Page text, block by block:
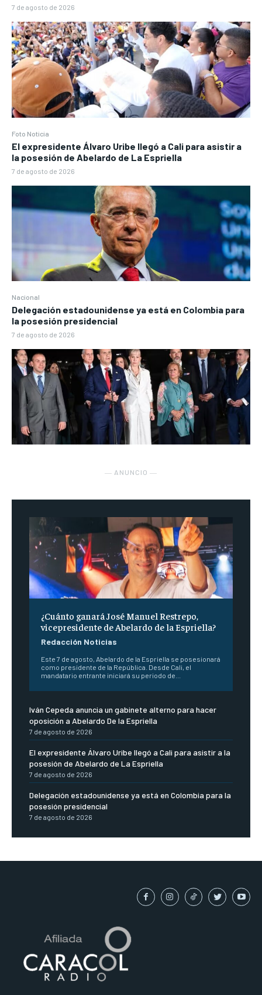
7 de agosto de 2026
Foto Noticia
El expresidente Álvaro Uribe llegó a Cali para asistir a
la posesión de Abelardo de La Espriella
7 de agosto de 2026
Nacional
Delegación estadounidense ya está en Colombia para
la posesión presidencial
7 de agosto de 2026
― ANUNCIO ―
¿Cuánto ganará José Manuel Restrepo,
vicepresidente de Abelardo de la Espriella?
Redacción Noticias
Este 7 de agosto, Abelardo de la Espriella se posesionará
como presidente de la República. Desde Cali, el
mandatario entrante iniciará su periodo de...
Iván Cepeda anuncia un gabinete alterno para hacer
oposición a Abelardo De la Espriella
7 de agosto de 2026
El expresidente Álvaro Uribe llegó a Cali para asistir a la
posesión de Abelardo de La Espriella
7 de agosto de 2026
Delegación estadounidense ya está en Colombia para la
posesión presidencial
7 de agosto de 2026